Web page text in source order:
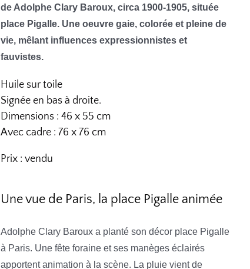
de Adolphe Clary Baroux, circa 1900-1905, située
place Pigalle. Une oeuvre gaie, colorée et pleine de
vie, mêlant influences expressionnistes et
fauvistes.
Huile sur toile
Signée en bas à droite.
Dimensions : 46 x 55 cm
Avec cadre : 76 x 76 cm
Prix : vendu
Une vue de Paris, la place Pigalle animée
Adolphe Clary Baroux a planté son décor place Pigalle
à Paris. Une fête foraine et ses manèges éclairés
apportent animation à la scène. La pluie vient de